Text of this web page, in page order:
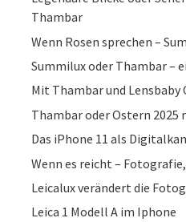
Thambar
Wenn Rosen sprechen –
Summilux oder Thambar –
Mit Thambar und Lensbaby
Thambar oder Ostern 2025
Das iPhone 11 als
Wenn es reicht –
Leicalux verändert die
Leica 1 Modell A im Iphone